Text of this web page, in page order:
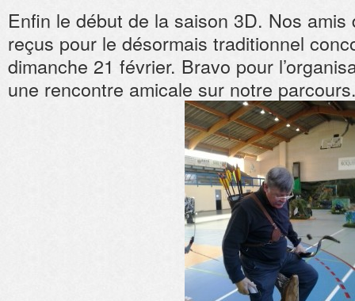
Enfin le début de la saison 3D. Nos amis
reçus pour le désormais traditionnel
dimanche 21 février. Bravo pour
une rencontre amicale sur notre